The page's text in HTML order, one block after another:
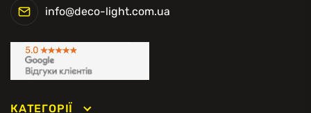
КАТЕГОРІЇ
info@deco-light.com.ua